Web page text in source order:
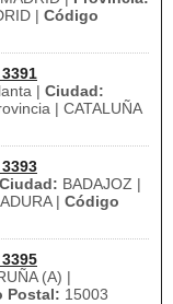
| Código
| Ciudad:
| CATALUÑA
Ciudad: BADAJOZ |
| Código
(A) |
Postal: 15003